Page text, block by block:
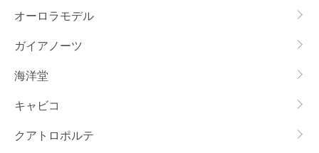
オーロラモデル
ガイアノーツ
海洋堂
キャビコ
クアトロポルテ